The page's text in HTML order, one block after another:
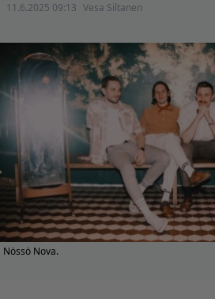
11.6.2025 09:13 Vesa Siltanen
Nössö Nova.